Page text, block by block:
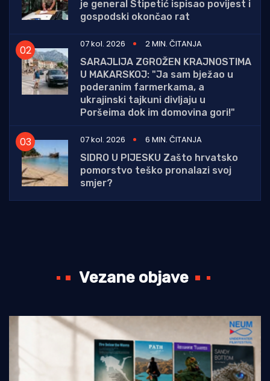
je general Stipetić ispisao povijest i
gospodski okončao rat
07 kol. 2026
2 MIN. ČITANJA
SARAJLIJA ZGROŽEN KRAJNOSTIMA
U MAKARSKOJ: "Ja sam bježao u
poderanim farmerkama, a
ukrajinski tajkuni divljaju u
Poršeima dok im domovina gori!"
07 kol. 2026
6 MIN. ČITANJA
SIDRO U PIJESKU Zašto hrvatsko
pomorstvo teško pronalazi svoj
smjer?
Vezane objave